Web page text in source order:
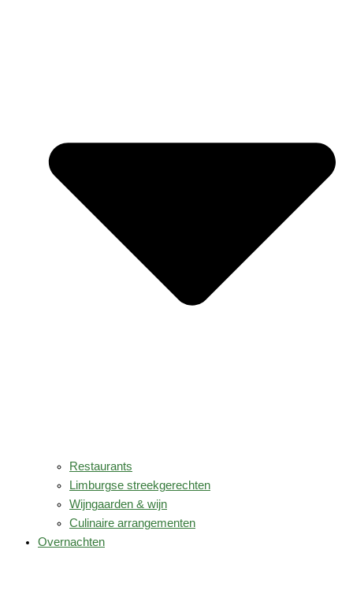
Restaurants
Limburgse streekgerechten
Wijngaarden & wijn
Culinaire arrangementen
Overnachten